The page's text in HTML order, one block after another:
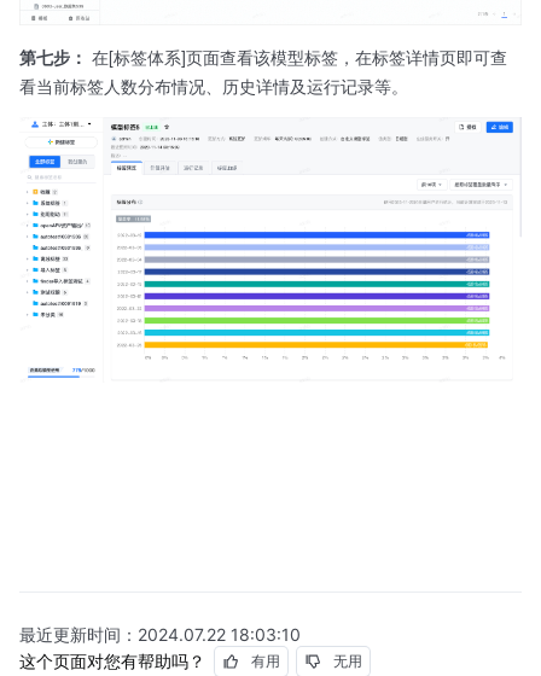
第七步： 在[标签体系]页面查看该模型标签，在标签详情页即可查
看当前标签人数分布情况、历史详情及运行记录等。
最近更新时间： 2024.07.22 18:03:10
这个页面对您有帮助吗？
有用 无用